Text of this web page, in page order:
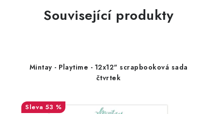
Související produkty
Mintay - Playtime - 12x12" scrapbooková sada
čtvrtek
53 %